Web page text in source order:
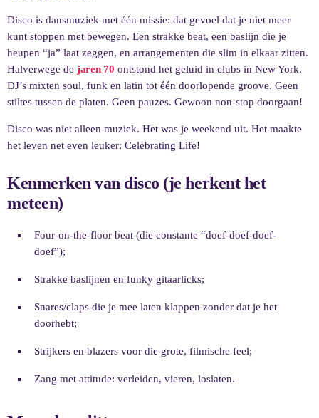
Disco is dansmuziek met één missie: dat gevoel dat je niet meer
kunt stoppen met bewegen. Een strakke beat, een baslijn die je
heupen “ja” laat zeggen, en arrangementen die slim in elkaar zitten.
Halverwege de jaren 70 ontstond het geluid in clubs in New York.
DJ’s mixten soul, funk en latin tot één doorlopende groove. Geen
stiltes tussen de platen. Geen pauzes. Gewoon non-stop doorgaan!
Disco was niet alleen muziek. Het was je weekend uit. Het maakte
het leven net even leuker: Celebrating Life!
Kenmerken van disco (je herkent het
meteen)
Four-on-the-floor beat (die constante “doef-doef-doef-
doef”);
Strakke baslijnen en funky gitaarlicks;
Snares/claps die je mee laten klappen zonder dat je het
doorhebt;
Strijkers en blazers voor die grote, filmische feel;
Zang met attitude: verleiden, vieren, loslaten.